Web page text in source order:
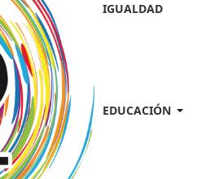
IGUALDAD
EDUCACIÓN